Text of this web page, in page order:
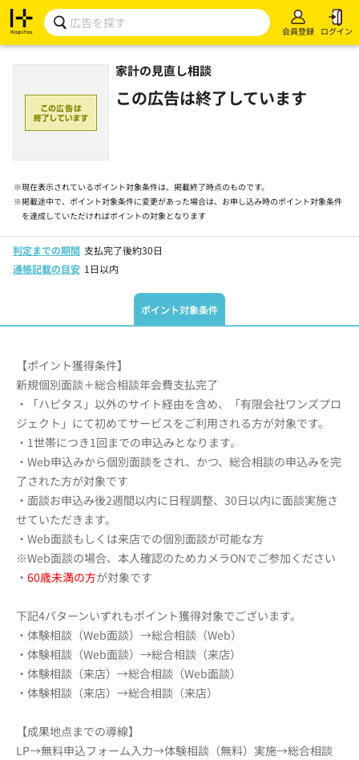
会員登録 ログイン
家計の見直し相談
この広告は終了しています
※現在表示されているポイント対象条件は、掲載終了時点のものです。
※掲載途中で、ポイント対象条件に変更があった場合は、お申し込み時のポイント対象条件
を達成していただければポイントの対象となります
判定までの期間 支払完了後約30日
通帳記載の目安 1日以内
ポイント対象条件
【ポイント獲得条件】
新規個別面談＋総合相談年会費支払完了
・「ハピタス」以外のサイト経由を含め、「有限会社ワンズプロ
ジェクト」にて初めてサービスをご利用される方が対象です。
・1世帯につき1回までの申込みとなります。
・Web申込みから個別面談をされ、かつ、総合相談の申込みを完
了された方が対象です
・面談お申込み後2週間以内に日程調整、30日以内に面談実施さ
せていただきます。
・Web面談もしくは来店での個別面談が可能な方
※Web面談の場合、本人確認のためカメラONでご参加ください
・ 60歳未満の方が対象です
下記4パターンいずれもポイント獲得対象でございます。
・体験相談（Web面談）→総合相談（Web）
・体験相談（Web面談）→総合相談（来店）
・体験相談（来店）→総合相談（Web面談）
・体験相談（来店）→総合相談（来店）
【成果地点までの導線】
LP→無料申込フォーム入力→体験相談（無料）実施→総合相談